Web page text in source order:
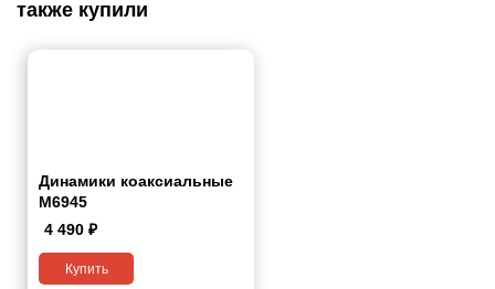
также купили
Динамики коаксиальные
M6945
4 490 ₽
Купить